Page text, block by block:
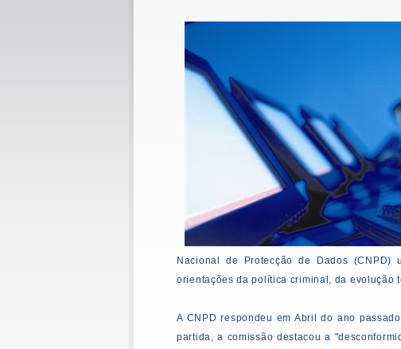
Nacional de Protecção de Dados
orientações da política criminal, da evolução
A CNPD respondeu em Abril do ano
partida, a comissão destacou a